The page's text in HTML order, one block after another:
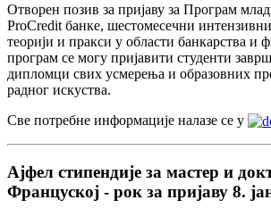
Отворен позив за пријаву за Програм
ProCredit банке, шестомесечни
теорији и пракси у области банкарства и
програм се могу пријавити студенти
дипломци свих усмерења и образовних
радног искуства.
Све потребне информације налазе се у
Ајфел стипендије за мастер и
Француској - рок за пријаву 8.